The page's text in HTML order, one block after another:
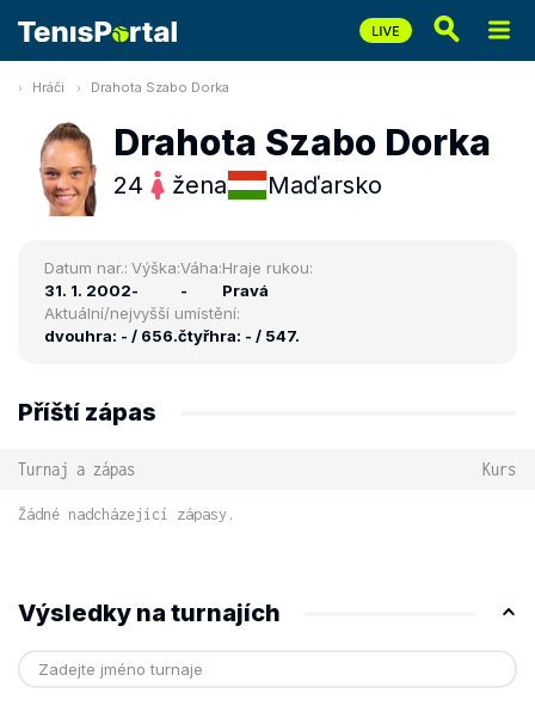
Hráči Drahota Szabo Dorka
Drahota Szabo Dorka
24 žena Maďarsko
Datum nar.:
31. 1. 2002
Výška:
-
Váha:
-
Hraje rukou:
Pravá
Aktuální/nejvyšší umístění:
dvouhra: - / 656.čtyřhra: - / 547.
Příští zápas
Turnaj a zápas Kurs
Žádné nadcházející zápasy.
Výsledky na turnajích